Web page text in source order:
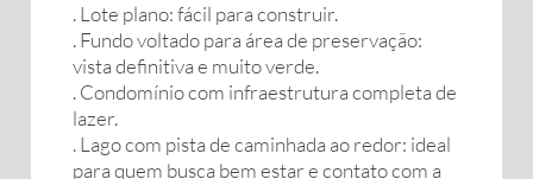
. Lote plano: fácil para construir.
. Fundo voltado para área de preservação:
vista definitiva e muito verde.
. Condomínio com infraestrutura completa de
lazer.
. Lago com pista de caminhada ao redor: ideal
para quem busca bem estar e contato com a